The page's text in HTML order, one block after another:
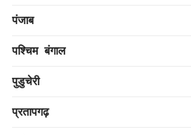
पंजाब
पश्चिम बंगाल
पुडुचेरी
प्रतापगढ़